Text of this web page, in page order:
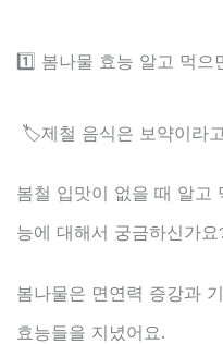
1️⃣ 봄나물 효능 알고 먹으
🏷️제철 음식은 보약이라
봄철 입맛이 없을 때 알고
능에 대해서 궁금하신가요
봄나물은 면연력 증강과
효능들을 지녔어요.